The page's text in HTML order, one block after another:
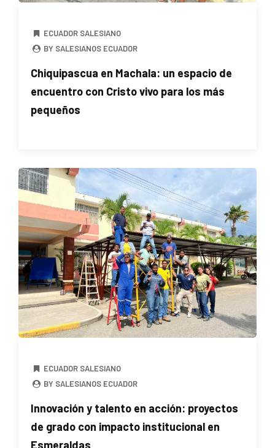
ECUADOR SALESIANO
BY SALESIANOS ECUADOR
Chiquipascua en Machala: un espacio de
encuentro con Cristo vivo para los más
pequeños
ECUADOR SALESIANO
BY SALESIANOS ECUADOR
Innovación y talento en acción: proyectos
de grado con impacto institucional en
Esmeraldas